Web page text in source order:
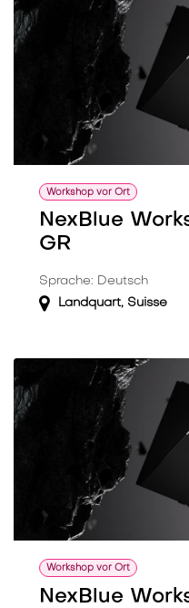
Workshop vor Ort
NexBlue
GR
Sprache: Deutsch
Landquart, Suisse
Workshop vor Ort
NexBlue